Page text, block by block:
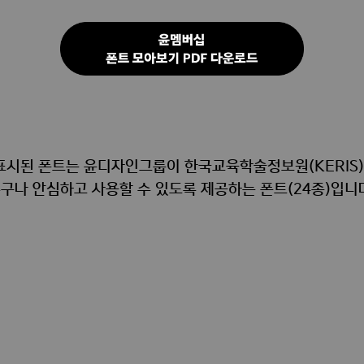
된 폰트는 윤디자인그룹이 한국교육학술정보원(KERIS)
나 안심하고 사용할 수 있도록 제공하는 폰트(24종)입니